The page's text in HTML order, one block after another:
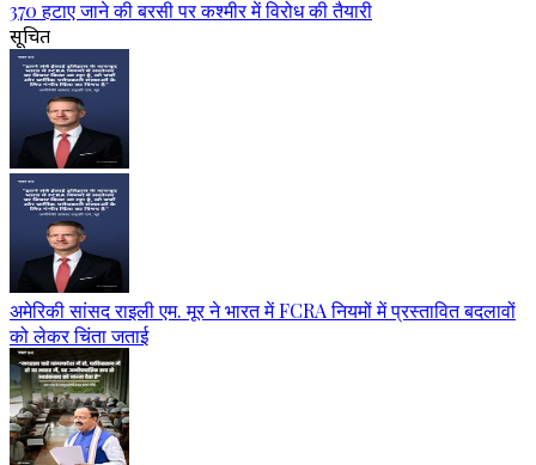
370 हटाए जाने की बरसी पर कश्मीर में विरोध की तैयारी
सूचित
अमेरिकी सांसद राइली एम. मूर ने भारत में FCRA नियमों में प्रस्तावित बदलावों
को लेकर चिंता जताई